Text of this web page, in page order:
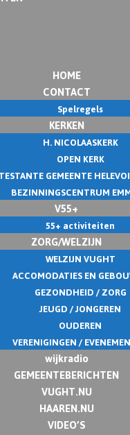
HOME
CONTACT
Spelregels
KERKEN
H. NICOLAASKERK
OPEN KERK
GEMEENTE
BEZINNINGSCENTRUM
V55+
55+ activiteiten
ZORG/WELZIJN
WELZIJN VUGHT
ACCOMODATIES EN
GEZONDHEID / ZORG
JEUGD / JONGEREN
OUDEREN
VERENIGINGEN /
wijkradio
GEMEENTEBERICHTEN
VUGHT.NU
HAAREN.NU
VIDEO’S